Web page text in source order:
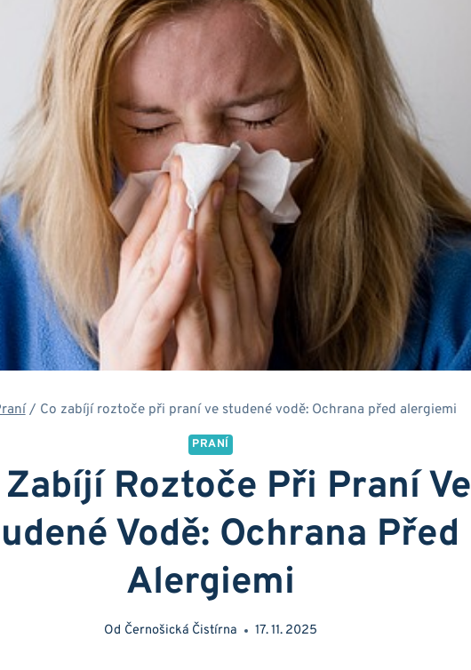
/ Co zabíjí roztoče při praní ve studené vodě: Ochrana před alergiemi
PRANÍ
Zabíjí Roztoče Při Praní Ve
Vodě: Ochrana Před
Alergiemi
Od Černošická Čistírna 17. 11. 2025